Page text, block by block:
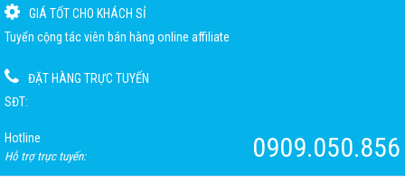
GIÁ TỐT CHO KHÁCH SỈ
Tuyển cộng tác viên bán hàng online affiliate
ĐẶT HÀNG TRỰC TUYẾN
SĐT:
Hotline
Hỗ trợ trực tuyến: 0909.050.856